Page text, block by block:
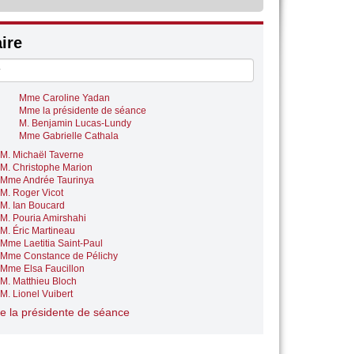
Vote
générale
Rappel au règlement
Mme la présidente de séance
Mme Caroline Yadan
Mme la présidente de séance
M. Benjamin Lucas-Lundy
Mme Gabrielle Cathala
M. Michaël Taverne
M. Christophe Marion
Mme Andrée Taurinya
M. Roger Vicot
M. Ian Boucard
M. Pouria Amirshahi
M. Éric Martineau
Mme Laetitia Saint-Paul
Mme Constance de Pélichy
Mme Elsa Faucillon
M. Matthieu Bloch
M. Lionel Vuibert
la présidente de séance